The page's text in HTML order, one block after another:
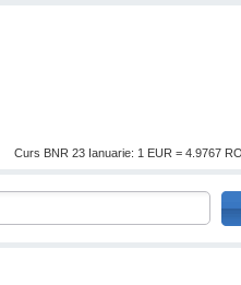
Curs BNR 23 Ianuarie: 1 EUR = 4.9767